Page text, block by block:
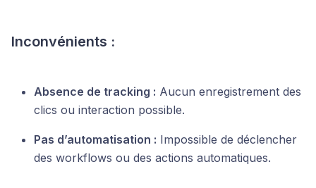
Inconvénients :
Absence de tracking : Aucun enregistrement des
clics ou interaction possible.
Pas d’automatisation : Impossible de déclencher
des workflows ou des actions automatiques.